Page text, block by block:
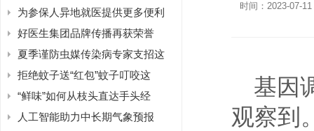
为参保人异地就医提供更多便利
好医生集团品牌传播再获荣誉
夏季谨防虫媒传染病专家支招这
拒绝蚊子送“红包”蚊子叮咬这
“鲜味”如何从枝头直达手头经
人工智能助力中长期气象预报
时间：2023-07-
基因
观察到